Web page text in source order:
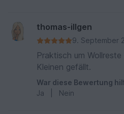
Lauflänge 150m pro
Die Maus wurde 72cm
Garn gab es an den
grosse
keine Füllwatte raus
Damenstrumpfhose
verwendet. Der Hals
thomas-illgen
9. September
Praktisch um
Kleinen gefällt.
War diese Bewertung
Ja
Nein